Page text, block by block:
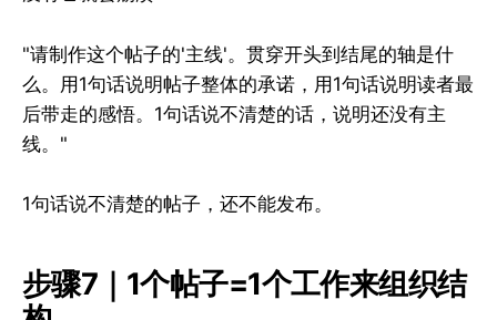
"请制作这个帖子的'主线'。贯穿开头到结尾的轴是什
么。用1句话说明帖子整体的承诺，用1句话说明读者最
后带走的感悟。1句话说不清楚的话，说明还没有主
线。"
1句话说不清楚的帖子，还不能发布。
步骤7｜1个帖子=1个工作来组织结